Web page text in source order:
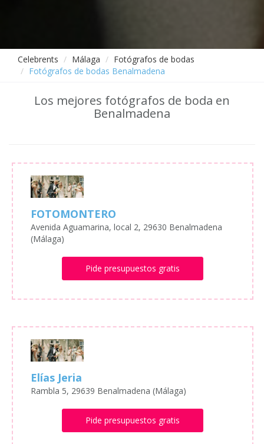
Celebrents Málaga
Fotógrafos de bodas
Fotógrafos de bodas Benalmadena
Los mejores fotógrafos de boda en
Benalmadena
FOTOMONTERO
Avenida Aguamarina, local 2, 29630 Benalmadena
(Málaga)
Pide presupuestos gratis
Elías Jeria
Rambla 5, 29639 Benalmadena (Málaga)
Pide presupuestos gratis